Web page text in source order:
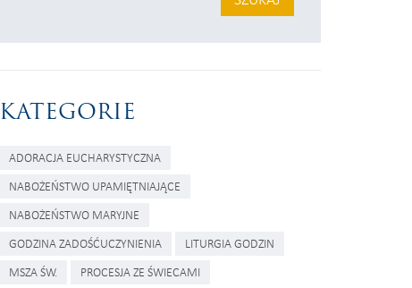
KATEGORIE
ADORACJA EUCHARYSTYCZNA
NABOŻEŃSTWO UPAMIĘTNIAJĄCE
NABOŻEŃSTWO MARYJNE
GODZINA ZADOŚĆUCZYNIENIA
LITURGIA GODZIN
MSZA ŚW.
PROCESJA ZE ŚWIECAMI